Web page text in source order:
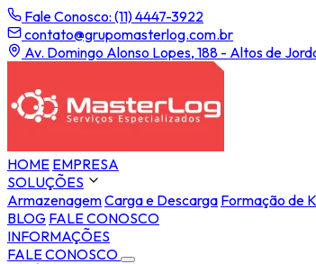
Fale Conosco: (11) 4447-3922
contato@grupomasterlog.com.br
Av. Domingo Alonso Lopes, 188 - Altos de
HOME EMPRESA
SOLUÇÕES
ArmazenagemCarga e Descarga Formação de
BLOG FALE CONOSCO
INFORMAÇÕES
FALE CONOSCO